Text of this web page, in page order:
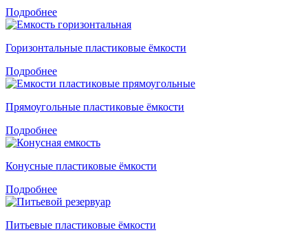
Подробнее
Горизонтальные пластиковые ёмкости
Подробнее
Прямоугольные пластиковые ёмкости
Подробнее
Конусные пластиковые ёмкости
Подробнее
Питьевые пластиковые ёмкости